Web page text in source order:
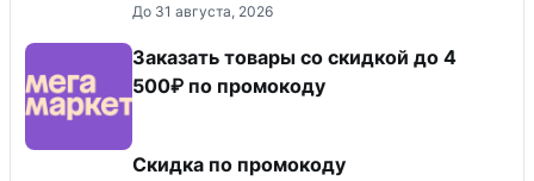
До 31 августа, 2026
Заказать товары со скидкой до 4
500₽ по промокоду
Скидка по промокоду